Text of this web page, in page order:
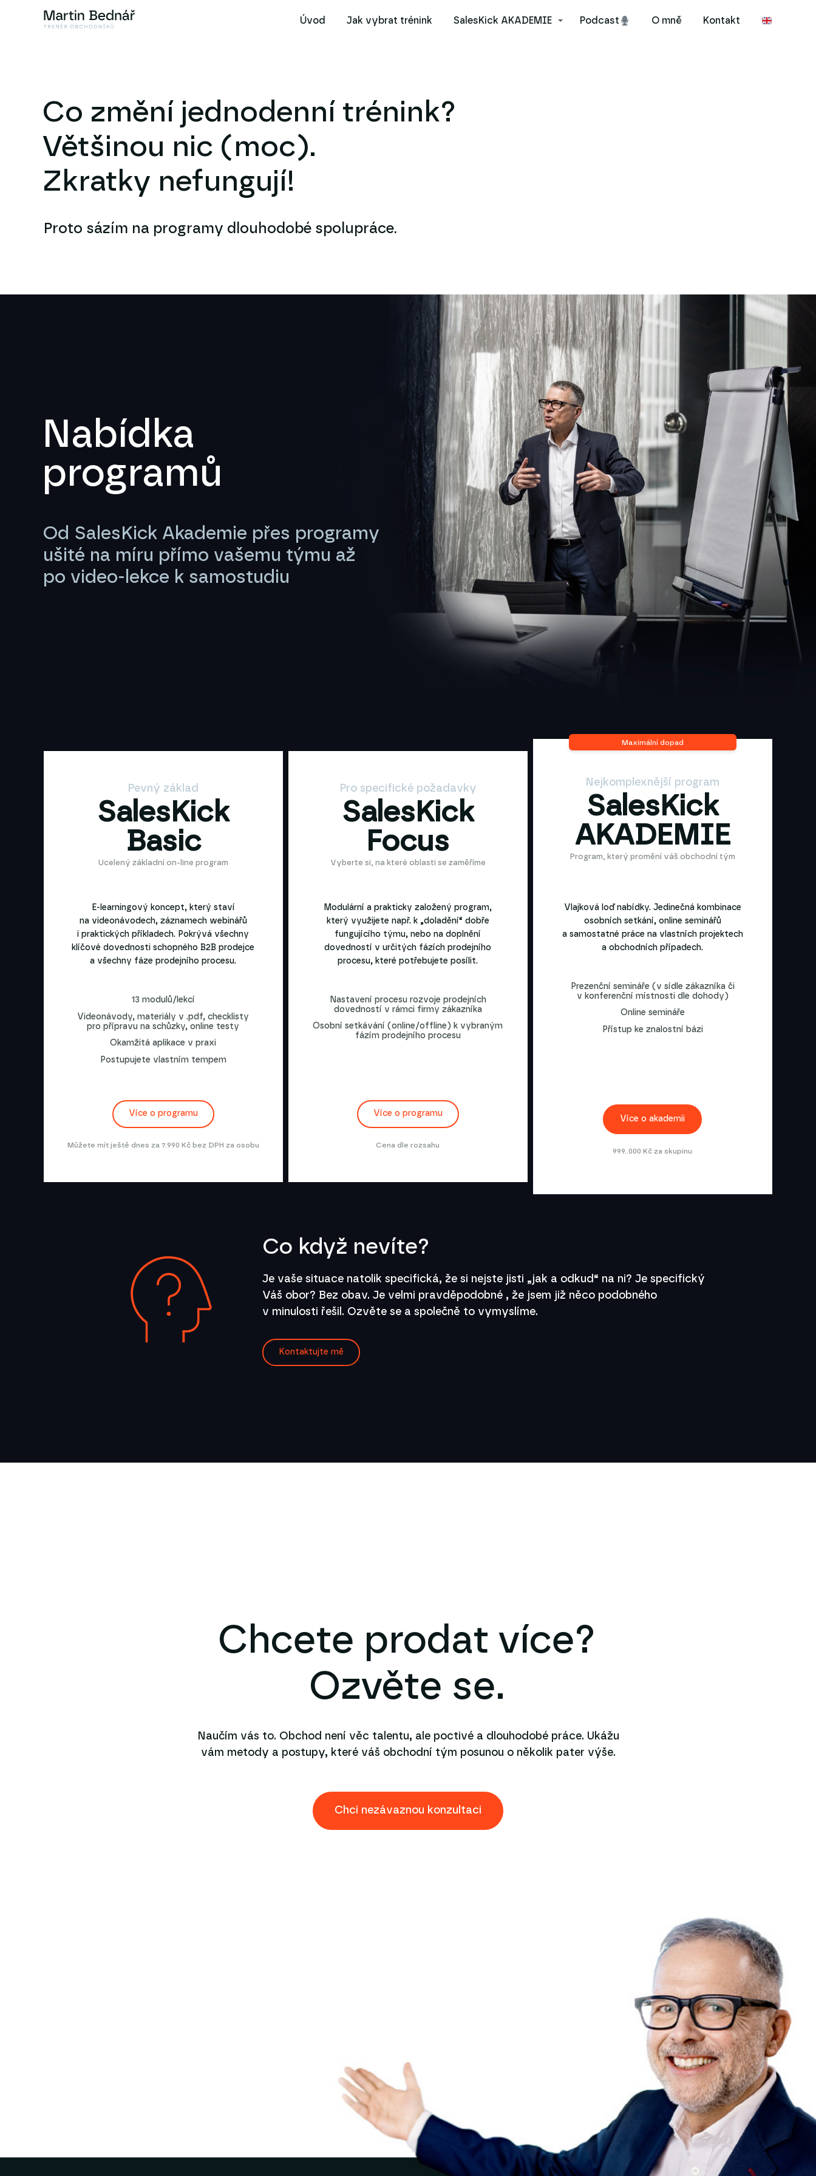
Úvod Jak vybrat trénink SalesKick AKADEMIE Podcast O mně Kontakt
Co změní jednodenní trénink?
Většinou nic (moc).
Zkratky nefungují!
Proto sázím na programy dlouhodobé spolupráce.
Nabídka
programů
Od SalesKick Akademie přes programy
ušité na míru přímo vašemu týmu až
po video-lekce k samostudiu
Pevný základ
SalesKick
Basic
Ucelený základní on-line program
E-learningový koncept, který staví
na videonávodech, záznamech webinářů
i praktických příkladech. Pokrývá všechny
klíčové dovednosti schopného B2B prodejce
a všechny fáze prodejního procesu.
13 modulů/lekcí
Videonávody, materiály v .pdf, checklisty
pro přípravu na schůzky, online testy
Okamžitá aplikace v praxi
Postupujete vlastním tempem
Více o programu
Můžete mít ještě dnes za 7.990 Kč bez DPH za osobu
Pro specifické požadavky
SalesKick
Focus
Vyberte si, na které oblasti se zaměříme
Modulární a prakticky založený program,
který využijete např. k „doladění“ dobře
fungujícího týmu, nebo na doplnění
dovedností v určitých fázích prodejního
procesu, které potřebujete posílit.
Nastavení procesu rozvoje prodejních
dovedností v rámci firmy zákazníka
Osobní setkávání (online/offline) k vybraným
fázím prodejního procesu
Více o programu
Cena dle rozsahu
Nejkomplexnější program
SalesKick
AKADEMIE
Program, který promění váš obchodní tým
Maximální dopad
Vlajková loď nabídky. Jedinečná kombinace
osobních setkání, online seminářů
a samostatné práce na vlastních projektech
a obchodních případech.
Prezenční semináře (v sídle zákazníka či
v konferenční místnosti dle dohody)
Online semináře
Přístup ke znalostní bázi
Více o akademii
999..000 Kč za skupinu
Co když nevíte?
Je vaše situace natolik specifická, že si nejste jisti „jak a odkud“ na ni? Je specifický
Váš obor? Bez obav. Je velmi pravděpodobné , že jsem již něco podobného
v minulosti řešil. Ozvěte se a společně to vymyslíme.
Kontaktujte mě
Chcete prodat více?
Ozvěte se.
Naučím vás to. Obchod není věc talentu, ale poctivé a dlouhodobé práce. Ukážu
vám metody a postupy, které váš obchodní tým posunou o několik pater výše.
Chci nezávaznou konzultaci